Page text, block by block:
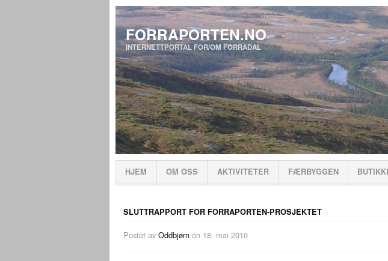
FORRAPORTEN.NO
INTERNETTPORTAL FOR/OM FORRADAL
HJEM OM OSS AKTIVITETER FÆRBYGGEN
SLUTTRAPPORT FOR FORRAPORTEN-PROSJEKTET
Postet av Oddbjørnon 18. mai 2010